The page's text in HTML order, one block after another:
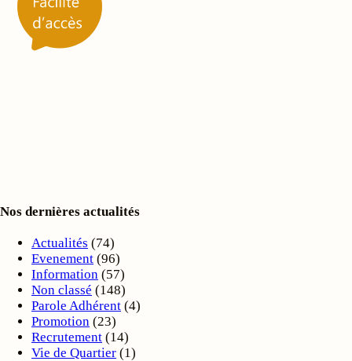
Nos dernières actualités
Actualités (74)
Evenement (96)
Information (57)
Non classé (148)
Parole Adhérent (4)
Promotion (23)
Recrutement (14)
Vie de Quartier (1)